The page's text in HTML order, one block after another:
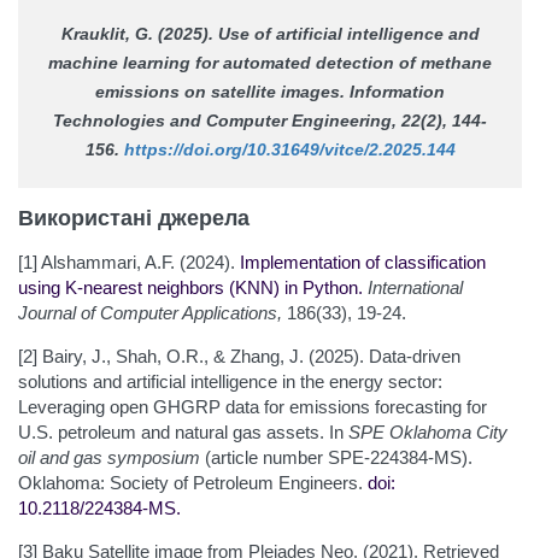
Krauklit, G. (2025). Use of artificial intelligence and
machine learning for automated detection of methane
emissions on satellite images. Information
Technologies and Computer Engineering, 22(2), 144-
156. https://doi.org/10.31649/vitce/2.2025.144
Використані джерела
[1] Alshammari, A.F. (2024). Implementation of classification
using K-nearest neighbors (KNN) in Python. International
Journal of Computer Applications, 186(33), 19-24.
[2] Bairy, J., Shah, O.R., & Zhang, J. (2025). Data-driven
solutions and artificial intelligence in the energy sector:
Leveraging open GHGRP data for emissions forecasting for
U.S. petroleum and natural gas assets. In SPE Oklahoma City
oil and gas symposium (article number SPE-224384-MS).
Oklahoma: Society of Petroleum Engineers. doi:
10.2118/224384-MS.
[3] Baku Satellite image from Pleiades Neo. (2021). Retrieved